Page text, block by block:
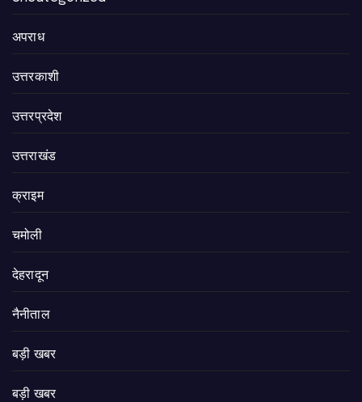
अपराध
उत्तरकाशी
उत्तरप्रदेश
उत्तराखंड
क्राइम
चमोली
देहरादून
नैनीताल
बड़ी खबर
बड़ी खबर